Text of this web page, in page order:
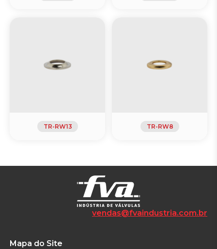
TR-RW13 TR-RW8
vendas@fvaindustria.com.br
Mapa do Site